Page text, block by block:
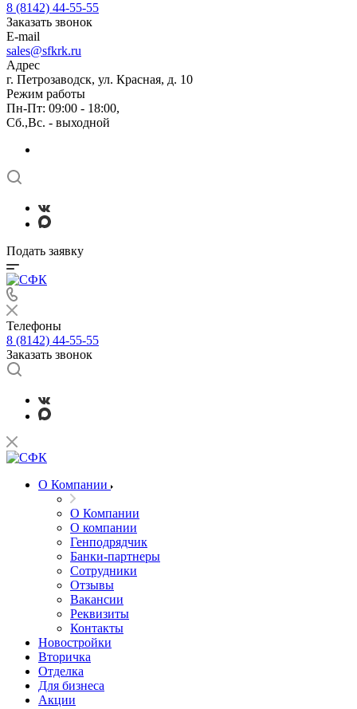
8 (8142) 44-55-55
Заказать звонок
E-mail
sales@sfkrk.ru
Адрес
г. Петрозаводск, ул. Красная, д. 10
Режим работы
Пн-Пт: 09:00 - 18:00,
Сб.,Вс. - выходной
Подать заявку
Телефоны
8 (8142) 44-55-55
Заказать звонок
О Компании
О Компании
О компании
Генподрядчик
Банки-партнеры
Сотрудники
Отзывы
Вакансии
Реквизиты
Контакты
Новостройки
Вторичка
Отделка
Для бизнеса
Акции